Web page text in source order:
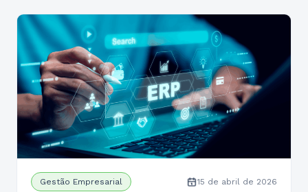
Gestão Empresarial 15 de abril de 2026